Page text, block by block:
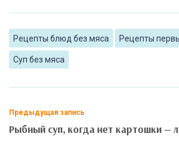
Рецепты блюд без мяса Рецепты
Суп без мяса
Предыдущая запись
Рыбный суп, когда нет картошки —